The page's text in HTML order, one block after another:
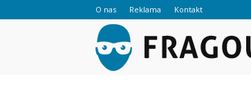
O nas Reklama Kontakt